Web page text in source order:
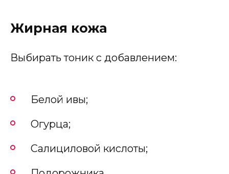
Жирная кожа
Выбирать тоник с добавлением:
Белой ивы;
Огурца;
Салициловой кислоты;